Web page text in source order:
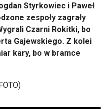
Styrkowiec i Paweł
zespoły zagrały
Czarni Rokitki, bo
Gajewskiego. Z kolei
kary, bo w bramce